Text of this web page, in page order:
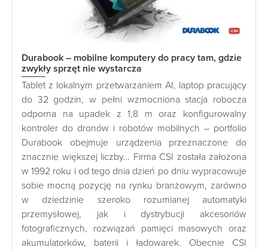
Durabook – mobilne komputery do pracy tam, gdzie
zwykły sprzęt nie wystarcza
Tablet z lokalnym przetwarzaniem AI, laptop pracujący
do 32 godzin, w pełni wzmocniona stacja robocza
odporna na upadek z 1,8 m oraz konfigurowalny
kontroler do dronów i robotów mobilnych – portfolio
Durabook obejmuje urządzenia przeznaczone do
znacznie większej liczby… Firma CSI została założona
w 1992 roku i od tego dnia dzień po dniu wypracowuje
sobie mocną pozycję na rynku branżowym, zarówno
w dziedzinie szeroko rozumianej automatyki
przemysłowej, jak i dystrybucji akcesoriów
fotograficznych, rozwiązań pamięci masowych oraz
akumulatorków, baterii i ładowarek. Obecnie CSI